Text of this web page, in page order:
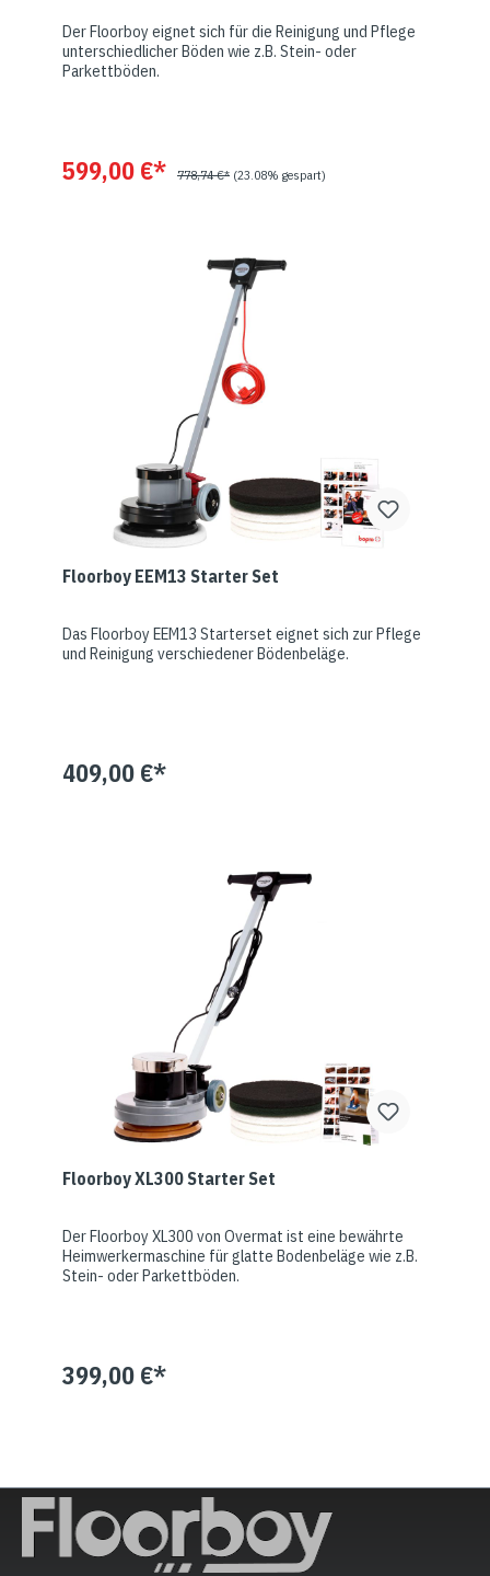
Der Floorboy eignet sich für die Reinigung und Pflege
unterschiedlicher Böden wie z.B. Stein- oder
Parkettböden.
599,00 €* 778,74 €* (23.08% gespart)
Floorboy EEM13 Starter Set
Das Floorboy EEM13 Starterset eignet sich zur Pflege
und Reinigung verschiedener Bödenbeläge.
409,00 €*
Floorboy XL300 Starter Set
Der Floorboy XL300 von Overmat ist eine bewährte
Heimwerkermaschine für glatte Bodenbeläge wie z.B.
Stein- oder Parkettböden.
399,00 €*